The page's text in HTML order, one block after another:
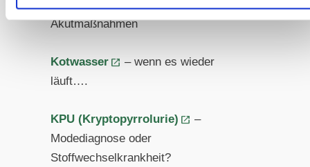
Akutmaßnahmen
Kotwasser
– wenn es wieder
läuft….
KPU (Kryptopyrrolurie)
–
Modediagnose oder
Stoffwechselkrankheit?